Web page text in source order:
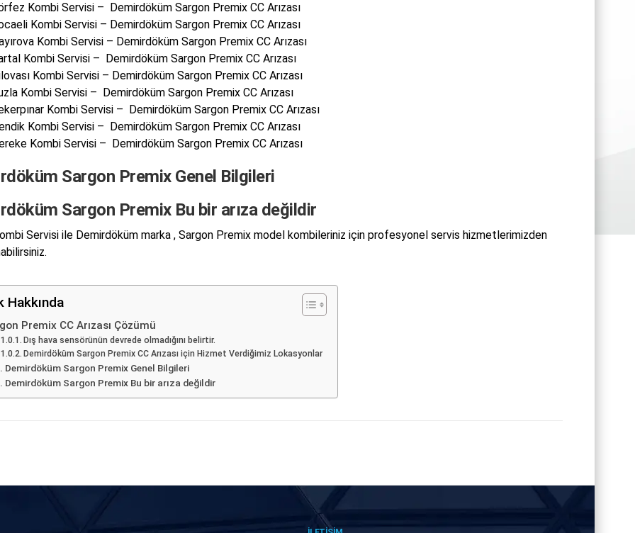
Kombi Servisi – Demirdöküm Sargon Premix CC Arızası
Kombi Servisi – Demirdöküm Sargon Premix CC Arızası
Kombi Servisi – Demirdöküm Sargon Premix CC Arızası
Kombi Servisi – Demirdöküm Sargon Premix CC Arızası
Kombi Servisi – Demirdöküm Sargon Premix CC Arızası
Kombi Servisi – Demirdöküm Sargon Premix CC Arızası
Kombi Servisi – Demirdöküm Sargon Premix CC Arızası
Kombi Servisi – Demirdöküm Sargon Premix CC Arızası
Kombi Servisi – Demirdöküm Sargon Premix CC Arızası
Sargon Premix Genel Bilgileri
Sargon Premix Bu bir arıza değildir
Servisi ile Demirdöküm marka , Sargon Premix model kombileriniz için profesyonel servis hizmetlerimizden
Hakkında
Premix CC Arızası Çözümü
Dış hava sensörünün devrede olmadığını belirtir.
Demirdöküm Sargon Premix CC Arızası için Hizmet Verdiğimiz Lokasyonlar
Demirdöküm Sargon Premix Genel Bilgileri
Demirdöküm Sargon Premix Bu bir arıza değildir